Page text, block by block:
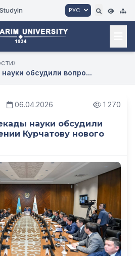
StudyIn РУС
›
обсудили вопро...
06.04.2026 1 270
науки обсудили
Курчатову нового